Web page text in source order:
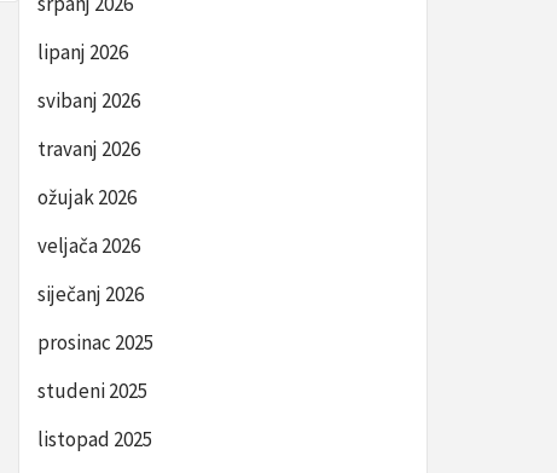
lipanj 2026
svibanj 2026
travanj 2026
ožujak 2026
veljača 2026
siječanj 2026
prosinac 2025
studeni 2025
listopad 2025